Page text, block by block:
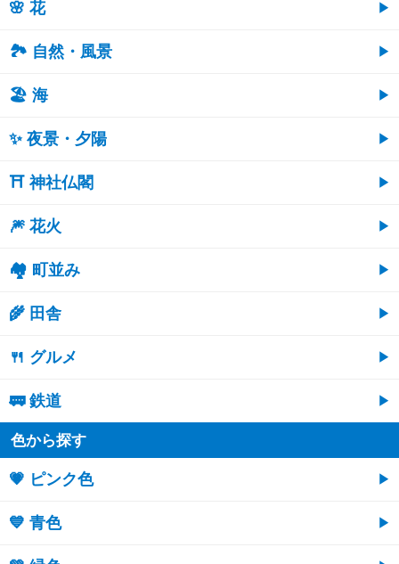
🌸 花
🏞️ 自然・風景
🏖 海
✨ 夜景・夕陽
⛩ 神社仏閣
🎆 花火
🏘 町並み
🌾 田舎
🍴 グルメ
🚃 鉄道
色から探す
💗 ピンク色
💙 青色